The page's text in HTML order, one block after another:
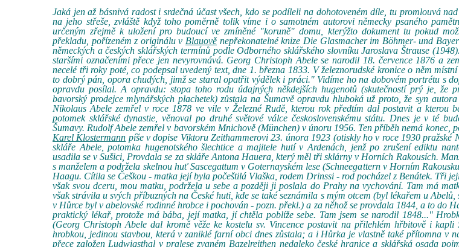
Jaká jen až básnivá radost i srdečná účast všech, kdo se podíleli na dohotoveném díle, tu promlouvá
na jeho střeše, zvláště když toho poměrně tolik víme i o samotném autorovi německy psaného
určeným zřejmě k uložení pro budoucí ve zmíněné "koruně" domu, kterýžto dokument tu pokud
překladu, pořízeném z originálu v Blauově nepřekonatelné knize Die Glasmacher im Böhmer- und
německých a českých sklářských termínů podle Odborného sklářského slovníku Jaroslava Štrause
staršími označeními přece jen nevyrovnává. Georg Christoph Abele se narodil 18. července 1876 a
necelé tři roky poté, co podepsal uvedený text, dne 1. března 1833. V železnorudské kronice o něm
to dobrý pán, opora chudých, jimž se staral opatřit výdělek i práci." Vidíme ho na dobovém portrétu s
opravdu posílal. A opravdu: stopa toho rodu údajných někdejších hugenotů (skutečností prý je, že
bavorský prodejce mlynářských plachetek) zůstala na Šumavě opravdu hluboká už proto, že syn
Nikolaus Abele zemřel v roce 1878 ve vile v Železné Rudě, kterou rok předtím dal postavit a kterou
potomek sklářské dynastie, věnoval po druhé světové válce československému státu. Dnes je v té
Šumavy. Rudolf Abele zemřel v bavorském Mnichově (München) v únoru 1956. Ten příběh nemá konec,
Karel Klostermann píše v dopise Viktoru Zeithammerovi 23. února 1923 (otiskly ho v roce 1930
skláře Abele, potomka hugenotského šlechtice a majitele hutí v Ardenách, jenž po zrušení ediktu
usadila se v Sušici, Provdala se za skláře Antona Hauera, který měl tři sklárny v Horních Rakousích.
s manželem a podržela skelnou huť Sascegattum v Goternayském lese (Schneegattern v Horním
Haagu. Cítila se Češkou - matka její byla počeštilá Vlaška, rodem Drinssi - rod pocházel z Benátek. Tři
však svou dceru, mou matku, podržela u sebe a později ji poslala do Prahy na vychování. Tam má
však strávila u svých příbuzných na České huti, kde se také seznámila s mým otcem (byl lékařem u
v Hůrce byl v abelovské rodinné hrobce i pochován - pozn. překl.) a za něhož se provdala 1844, a to do
praktický lékař, protože má bába, její matka, jí chtěla poblíže sebe. Tam jsem se narodil 1848..."
(Georg Christoph Abele dal kromě věže ke kostelu sv. Vincence postavit na přilehlém hřbitově i kapli
hrobkou, jedinou stavbou, která v zaniklé farní obci dnes zůstala; a i Hůrka je vlastně také přítomna v
přece založen Ludwigsthal v pralese zvaném Bazelreithen nedaleko české hranice a sklářská osada